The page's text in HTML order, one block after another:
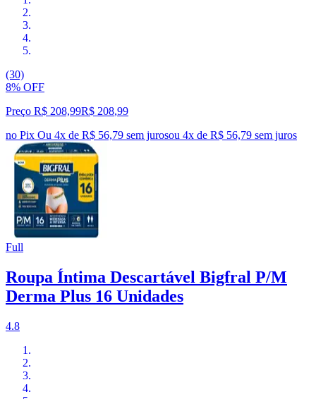
(30)
8% OFF
Preço R$ 208,99R$ 208,99
no Pix Ou 4x de R$ 56,79 sem jurosou 4x de R$ 56,79 sem juros
Full
Roupa Íntima Descartável Bigfral P/M
Derma Plus 16 Unidades
4.8